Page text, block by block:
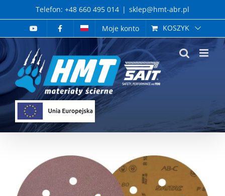
to
Telefon: +48 660 495 014 | sklep@hmt-abr.pl
Moje konto
KOSZYK